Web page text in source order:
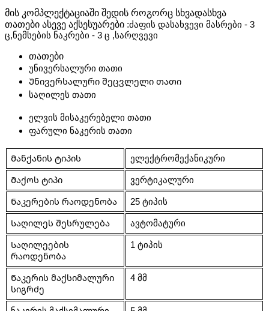
მის კომპლექტაციაში შედის როგორც სხვადასხვა
თათები ასევე აქსესუარები :ძაფის დასახვევი მასრები - 3
ც,ნემსების ნაკრები - 3 ც ,სარღვევი
თათები
უნივერსალური თათი
Უნივერსალური შეცვლელი თათი
საღილეს თათი
ელვის მისაკერებელი თათი
ფარული ნაკერის თათი
Მანქანის ტიპის ელექტრომექანიკური
Მაქოს ტიპი ვერტიკალური
Ნაკერების რაოდენობა 25 ტიპის
Საღილეს შესრულება ავტომატური
Საღილეების
რაოდენობა
1 ტიპის
Ნაკერის მაქსიმალური
სიგრძე
4 მმ